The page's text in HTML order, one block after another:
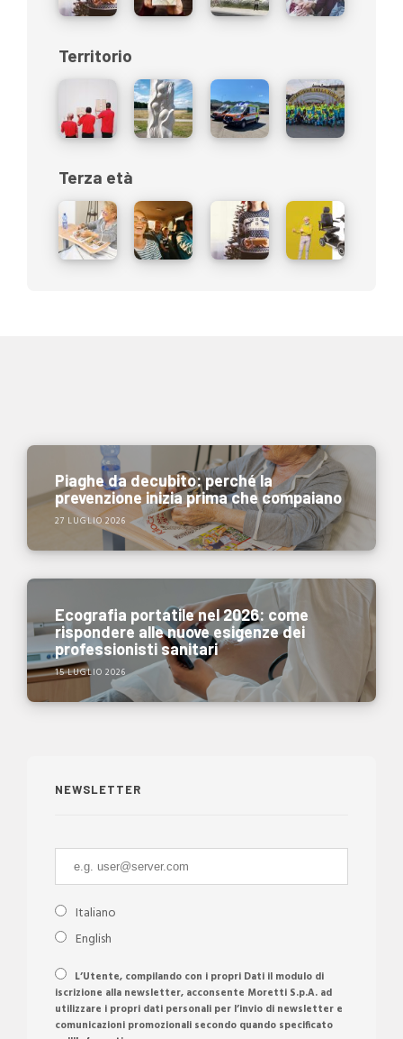
Territorio
Terza età
Piaghe da decubito: perché la
prevenzione inizia prima che compaiano
27 LUGLIO 2026
Ecografia portatile nel 2026: come
rispondere alle nuove esigenze dei
professionisti sanitari
15 LUGLIO 2026
NEWSLETTER
Italiano
English
L’Utente, compilando con i propri Dati il modulo di
iscrizione alla newsletter, acconsente Moretti S.p.A. ad
utilizzare i propri dati personali per l’invio di newsletter e
comunicazioni promozionali secondo quando specificato